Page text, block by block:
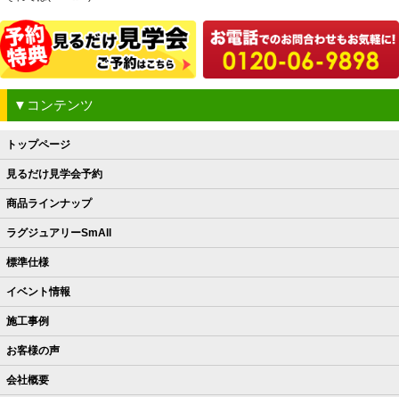
▼コンテンツ
トップページ
見るだけ見学会予約
商品ラインナップ
ラグジュアリーSmAll
標準仕様
イベント情報
施工事例
お客様の声
会社概要